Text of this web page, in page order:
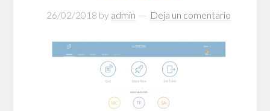
26/02/2018 by admin Deja un comentario